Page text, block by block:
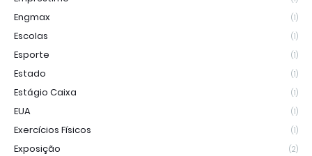
Engmax (1)
Escolas (1)
Esporte (1)
Estado (1)
Estágio Caixa (1)
EUA (1)
Exercícios Físicos (1)
Exposição (2)